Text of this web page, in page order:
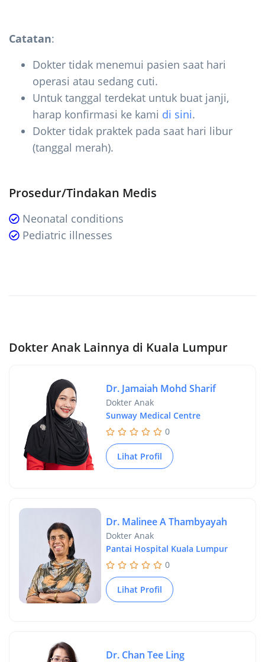
Catatan:
Dokter tidak menemui pasien saat hari
operasi atau sedang cuti.
Untuk tanggal terdekat untuk buat janji,
harap konfirmasi ke kami di sini.
Dokter tidak praktek pada saat hari libur
(tanggal merah).
Prosedur/Tindakan Medis
Neonatal conditions
Pediatric illnesses
Dokter Anak Lainnya di Kuala Lumpur
Dr. Jamaiah Mohd Sharif
Dokter Anak
Sunway Medical Centre
0
Lihat Profil
Dr. Malinee A Thambyayah
Dokter Anak
Pantai Hospital Kuala Lumpur
0
Lihat Profil
Dr. Chan Tee Ling